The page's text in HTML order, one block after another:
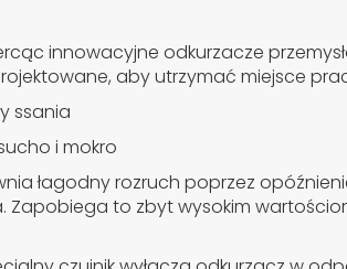
innowacyjne odkurzacze
aby utrzymać miejsce
ssania
i mokro
łagodny rozruch poprzez
Zapobiega to zbyt wysokim